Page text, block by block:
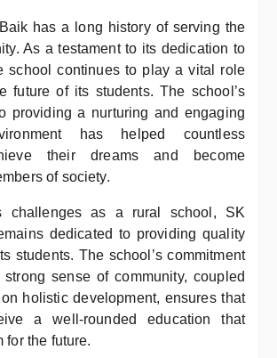
has a long history of serving the
As a testament to its dedication to
school continues to play a vital role
future of its students. The school’s
providing a nurturing and engaging
has helped countless
their dreams and become
of society.
challenges as a rural school, SK
dedicated to providing quality
students. The school’s commitment
sense of community, coupled
holistic development, ensures that
a well-rounded education that
for the future.